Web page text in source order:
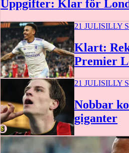
Uppgifter: Klar för
21 JULISILLY
Klart:
Premier
21 JULISILLY
Nobbar
giganter